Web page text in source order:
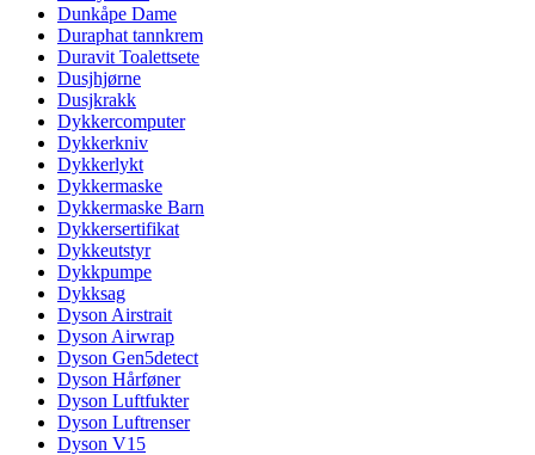
Dunkåpe Dame
Duraphat tannkrem
Duravit Toalettsete
Dusjhjørne
Dusjkrakk
Dykkercomputer
Dykkerkniv
Dykkerlykt
Dykkermaske
Dykkermaske Barn
Dykkersertifikat
Dykkeutstyr
Dykkpumpe
Dykksag
Dyson Airstrait
Dyson Airwrap
Dyson Gen5detect
Dyson Hårføner
Dyson Luftfukter
Dyson Luftrenser
Dyson V15